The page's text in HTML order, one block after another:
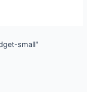
small"